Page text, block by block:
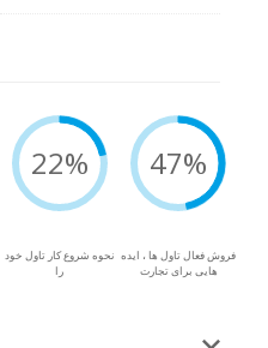
22%
نحوه شروع کار تاول خود
را
47%
فروش فعال تاول ها ، ایده
هایی برای تجارت